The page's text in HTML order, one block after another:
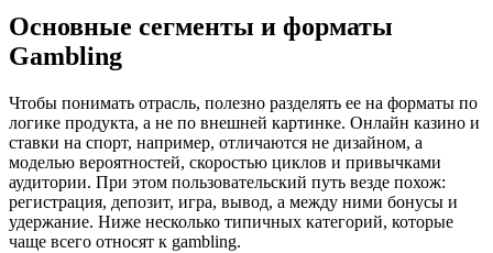
Основные сегменты и форматы
Gambling
Чтобы понимать отрасль, полезно разделять ее на форматы по
логике продукта, а не по внешней картинке. Онлайн казино и
ставки на спорт, например, отличаются не дизайном, а
моделью вероятностей, скоростью циклов и привычками
аудитории. При этом пользовательский путь везде похож:
регистрация, депозит, игра, вывод, а между ними бонусы и
удержание. Ниже несколько типичных категорий, которые
чаще всего относят к gambling.